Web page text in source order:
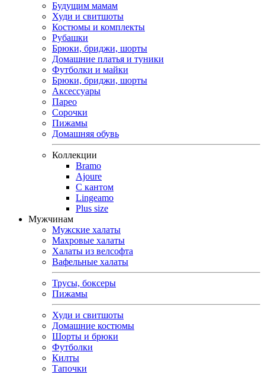
Будущим мамам
Худи и свитшоты
Костюмы и комплекты
Рубашки
Брюки, бриджи, шорты
Домашние платья и туники
Футболки и майки
Брюки, бриджи, шорты
Аксессуары
Парео
Сорочки
Пижамы
Домашняя обувь
Коллекции
Bramo
Ajoure
С кантом
Lingeamo
Plus size
Мужчинам
Мужские халаты
Махровые халаты
Халаты из велсофта
Вафельные халаты
Трусы, боксеры
Пижамы
Худи и свитшоты
Домашние костюмы
Шорты и брюки
Футболки
Килты
Тапочки